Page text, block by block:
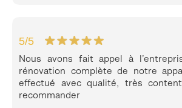
5/5
Nous avons fait appel à
rénovation complète de notre
effectué avec qualité, très
recommander